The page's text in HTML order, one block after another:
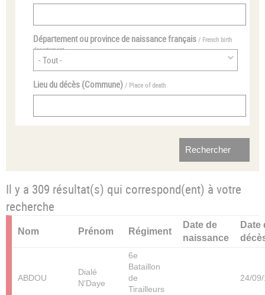
Département ou province de naissance français / French birth
departement
Lieu du décès (Commune) / Place of death
Il y a 309 résultat(s) qui correspond(ent) à votre
recherche
Nom Prénom Régiment
Date de
naissance
Date
ABDOU
Dialé
N'Daye
6e
Bataillon
de
Tirailleurs
24/